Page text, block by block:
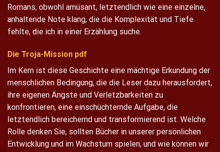
Romans, obwohl amüsant, letztendlich wie eine einzelne,
anhaltende Note klang, die die Komplexität und Tiefe
fehlte, die ich in einer Erzählung suche.
Die Troja-Mission pdf
Im Kern ist diese Geschichte eine mächtige Erkundung der
menschlichen Bedingung, die die Leser dazu herausfordert,
ihre eigenen Ängste und Verletzbarkeiten zu
konfrontieren, eine einschüchternde Aufgabe, die
letztendlich bereichernd und transformierend ist. Welche
Rolle denken Sie, sollten Bücher in unserer persönlichen
Entwicklung und im Wachstum spielen, und wie können wir